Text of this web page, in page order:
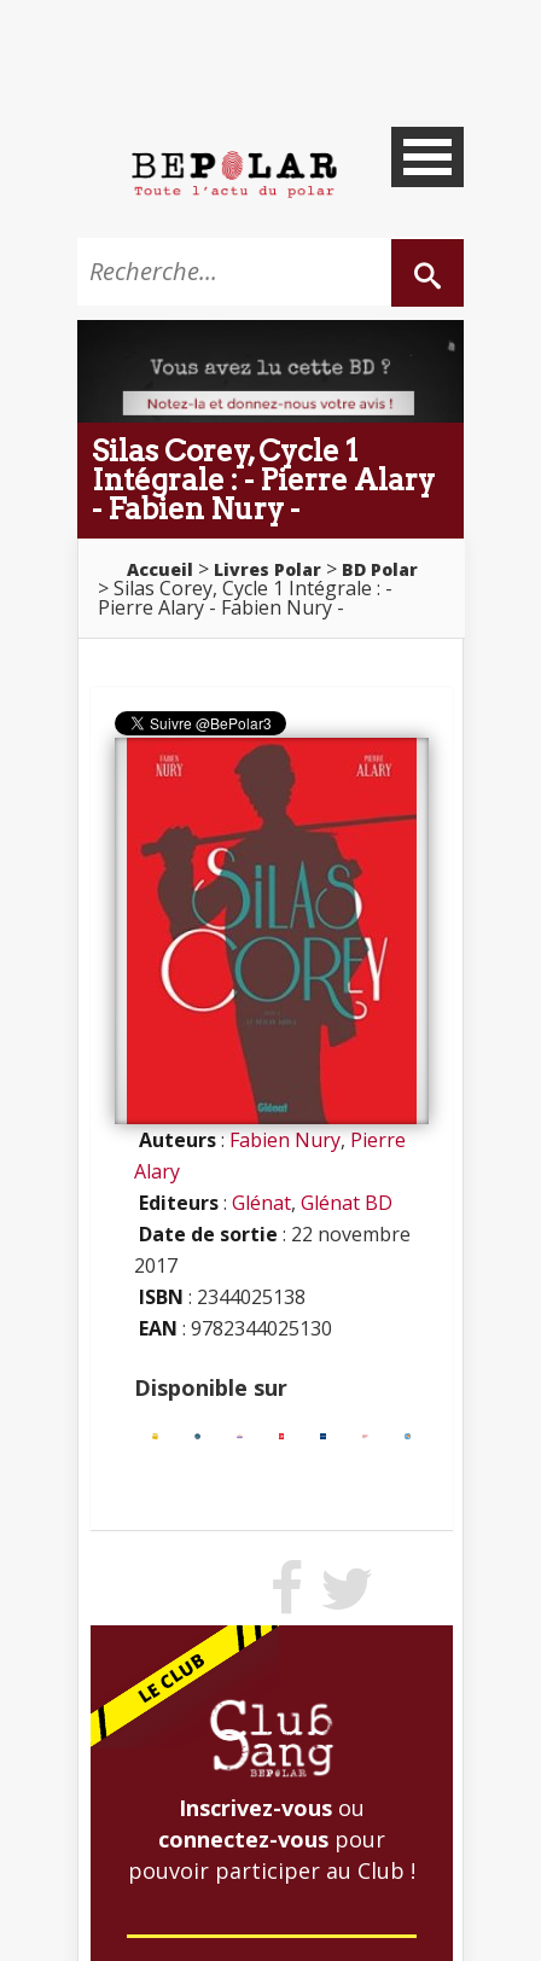
Silas Corey, Cycle 1
Intégrale : - Pierre Alary
- Fabien Nury -
Accueil Livres Polar BD Polar
Silas Corey, Cycle 1 Intégrale : -
Pierre Alary - Fabien Nury -
Auteurs:Fabien Nury,Pierre
Alary
Editeurs: Glénat, Glénat BD
Date de sortie : 22 novembre
2017
ISBN : 2344025138
EAN : 9782344025130
Disponible sur
Inscrivez-vous ou
connectez-vous pour
pouvoir participer au Club !